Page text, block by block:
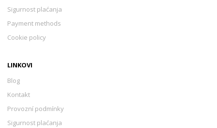
Sigurnost plaćanja
Payment methods
Cookie policy
LINKOVI
Blog
Kontakt
Provozní podmínky
Sigurnost plaćanja